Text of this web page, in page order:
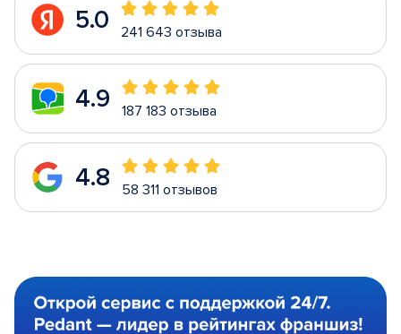
5.0 241 643 отзыва
4.9 187 183 отзыва
4.8 58 311 отзывов